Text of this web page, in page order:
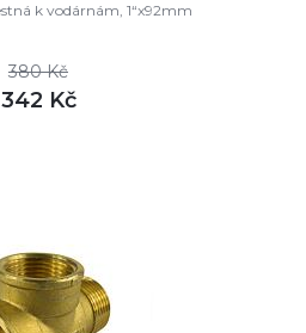
k vodárnám, 1“x92mm
380 Kč
342 Kč